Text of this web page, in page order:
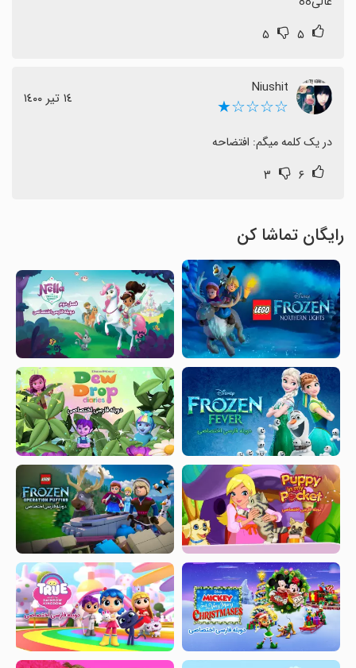
۵ ۵
Niushit
☆☆☆☆★ ١٤ تیر ١٤٠٠
در یک کلمه میگم: افتضاحه
۶ ۳
رایگان تماشا کن